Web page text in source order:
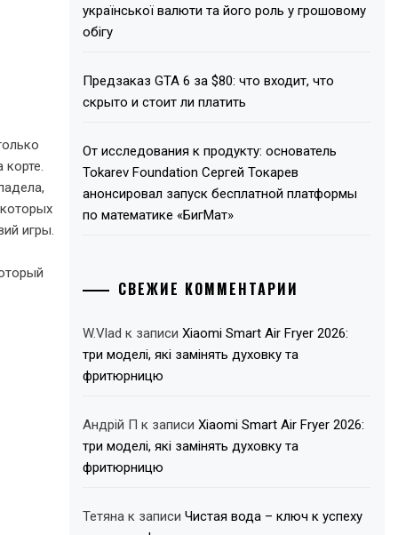
игры.
української валюти та його роль у грошовому
обігу
Предзаказ GTA 6 за $80: что входит, что
скрыто и стоит ли платить
От исследования к продукту: основатель
Tokarev Foundation Сергей Токарев
анонсировал запуск бесплатной платформы
по математике «БигМат»
СВЕЖИЕ КОММЕНТАРИИ
W.Vlad к записиXiaomi Smart Air Fryer 2026:
три моделі, які замінять духовку та
фритюрницю
Андрій П к записиXiaomi Smart Air Fryer 2026:
три моделі, які замінять духовку та
фритюрницю
Тетяна к записиЧистая вода – ключ к успеху